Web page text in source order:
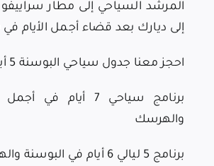
المرشد السياحي إلى مطار سراييفو
إلى ديارك بعد قضاء أجمل الأيام
احجز معنا جدول سياحي البوسنة 5 أيام
برنامج سياحي 7 أيام
والهرسك
برنامج 5 ليالي 6 أيام في البوسنة والهرسك